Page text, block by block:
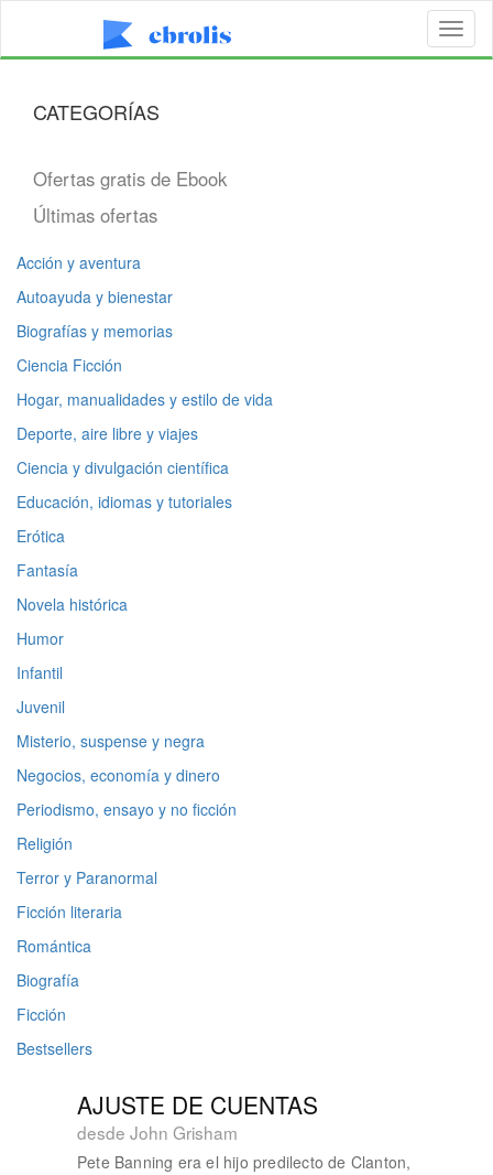
CATEGORÍAS
Ofertas gratis de Ebook
Últimas ofertas
Acción y aventura
Autoayuda y bienestar
Biografías y memorias
Ciencia Ficción
Hogar, manualidades y estilo de vida
Deporte, aire libre y viajes
Ciencia y divulgación científica
Educación, idiomas y tutoriales
Erótica
Fantasía
Novela histórica
Humor
Infantil
Juvenil
Misterio, suspense y negra
Negocios, economía y dinero
Periodismo, ensayo y no ficción
Religión
Terror y Paranormal
Ficción literaria
Romántica
Biografía
Ficción
Bestsellers
AJUSTE DE CUENTAS
desde John Grisham
Pete Banning era el hijo predilecto de Clanton,